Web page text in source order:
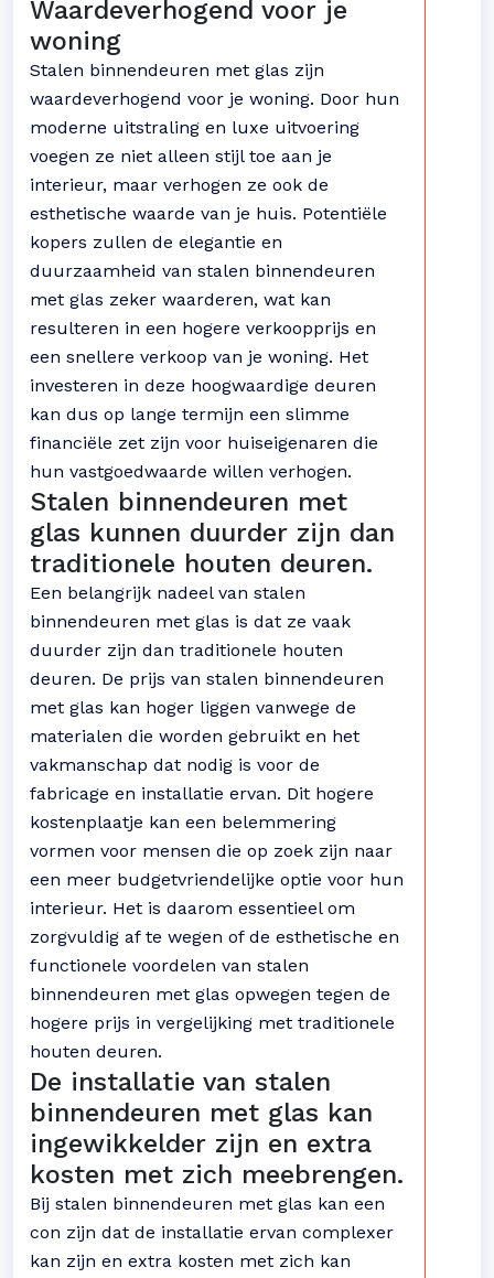
Waardeverhogend voor je
woning
Stalen binnendeuren met glas zijn
waardeverhogend voor je woning. Door hun
moderne uitstraling en luxe uitvoering
voegen ze niet alleen stijl toe aan je
interieur, maar verhogen ze ook de
esthetische waarde van je huis. Potentiële
kopers zullen de elegantie en
duurzaamheid van stalen binnendeuren
met glas zeker waarderen, wat kan
resulteren in een hogere verkoopprijs en
een snellere verkoop van je woning. Het
investeren in deze hoogwaardige deuren
kan dus op lange termijn een slimme
financiële zet zijn voor huiseigenaren die
hun vastgoedwaarde willen verhogen.
Stalen binnendeuren met
glas kunnen duurder zijn dan
traditionele houten deuren.
Een belangrijk nadeel van stalen
binnendeuren met glas is dat ze vaak
duurder zijn dan traditionele houten
deuren. De prijs van stalen binnendeuren
met glas kan hoger liggen vanwege de
materialen die worden gebruikt en het
vakmanschap dat nodig is voor de
fabricage en installatie ervan. Dit hogere
kostenplaatje kan een belemmering
vormen voor mensen die op zoek zijn naar
een meer budgetvriendelijke optie voor hun
interieur. Het is daarom essentieel om
zorgvuldig af te wegen of de esthetische en
functionele voordelen van stalen
binnendeuren met glas opwegen tegen de
hogere prijs in vergelijking met traditionele
houten deuren.
De installatie van stalen
binnendeuren met glas kan
ingewikkelder zijn en extra
kosten met zich meebrengen.
Bij stalen binnendeuren met glas kan een
con zijn dat de installatie ervan complexer
kan zijn en extra kosten met zich kan